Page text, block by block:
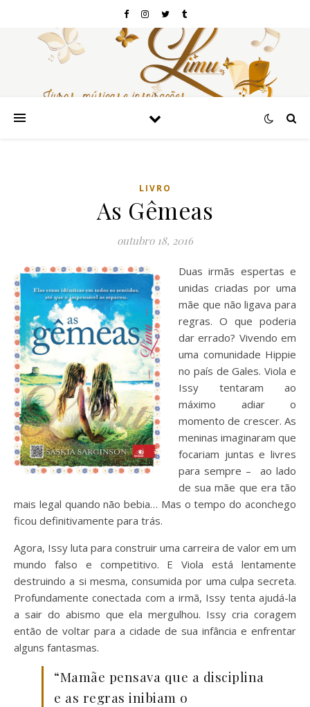
LIVRO
As Gêmeas
outubro 18, 2016
Duas irmãs espertas e
unidas criadas por uma
mãe que não ligava para
regras. O que poderia
dar errado? Vivendo em
uma comunidade Hippie
no país de Gales. Viola e
Issy tentaram ao
máximo adiar o
momento de crescer. As
meninas imaginaram que
focariam juntas e livres
para sempre – ao lado
de sua mãe que era tão
mais legal quando não bebia… Mas o tempo do aconchego
ficou definitivamente para trás.
Agora, Issy luta para construir uma carreira de valor em um
mundo falso e competitivo. E Viola está lentamente
destruindo a si mesma, consumida por uma culpa secreta.
Profundamente conectada com a irmã, Issy tenta ajudá-la
a sair do abismo que ela mergulhou. Issy cria coragem
então de voltar para a cidade de sua infância e enfrentar
alguns fantasmas.
“Mamãe pensava que a disciplina
e as regras inibiam o